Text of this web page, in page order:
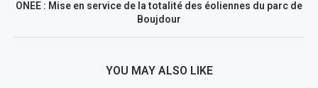
ONEE : Mise en service de la totalité des éoliennes du parc de
Boujdour
YOU MAY ALSO LIKE